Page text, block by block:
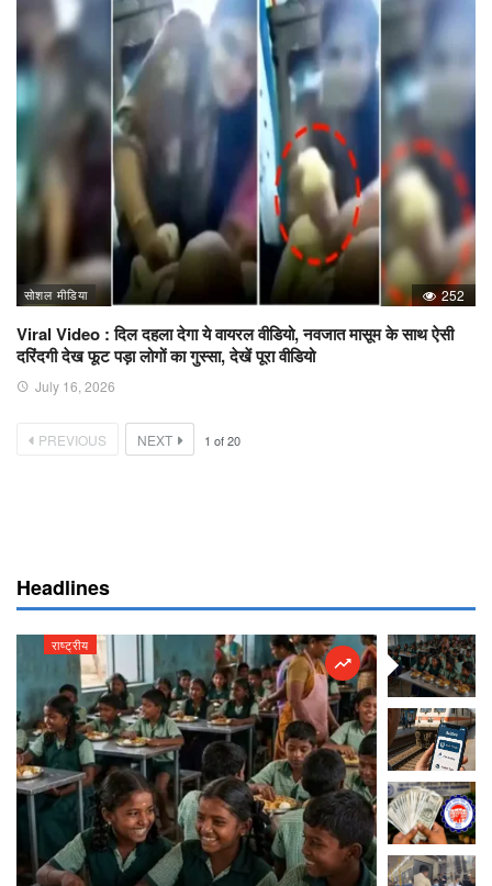
सोशल मीडिया 252
Viral Video : दिल दहला देगा ये वायरल वीडियो, नवजात मासूम के साथ ऐसी
दरिंदगी देख फूट पड़ा लोगों का गुस्सा, देखें पूरा वीडियो
July 16, 2026
PREVIOUS NEXT 1 of20
Headlines
राष्ट्रीय राष्ट्रीय